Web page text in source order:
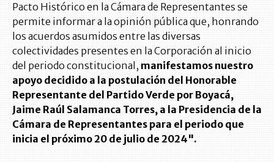
Pacto Histórico en la Cámara de Representantes se
permite informar a la opinión pública que, honrando
los acuerdos asumidos entre las diversas
colectividades presentes en la Corporación al inicio
del periodo constitucional, manifestamos nuestro
apoyo decidido a la postulación del Honorable
Representante del Partido Verde por Boyacá,
Jaime Raúl Salamanca Torres, a la Presidencia de la
Cámara de Representantes para el periodo que
inicia el próximo 20 de julio de 2024".